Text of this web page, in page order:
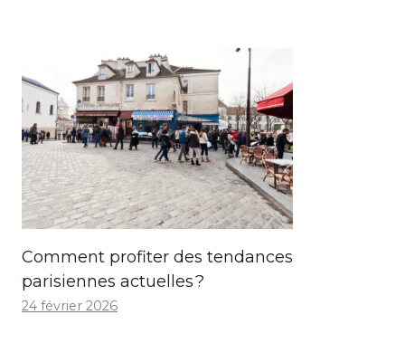
Comment profiter des tendances
parisiennes actuelles ?
24 février 2026